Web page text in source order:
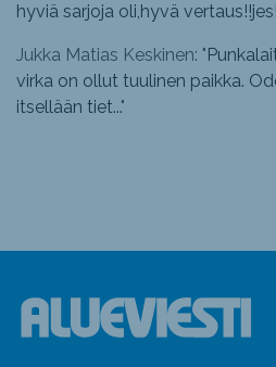
hyviä sarjoja oli,hyvä vertaus!!jes!
Jukka Matias Keskinen: "
virka on ollut tuulinen paikka.
itsellään tiet..."